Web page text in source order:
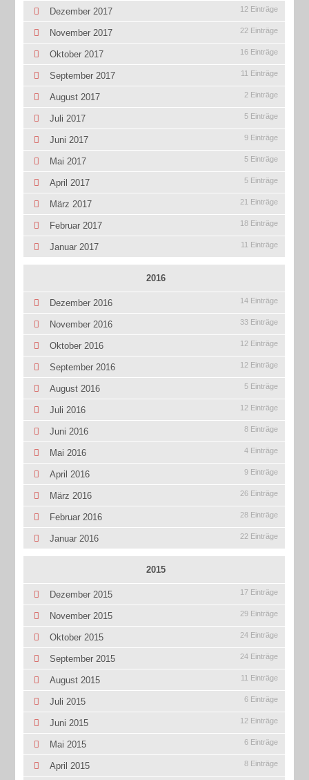
Dezember 2017 12 Einträge
November 2017 22 Einträge
Oktober 2017 16 Einträge
September 2017 11 Einträge
August 2017 2 Einträge
Juli 2017 5 Einträge
Juni 2017 9 Einträge
Mai 2017 5 Einträge
April 2017 5 Einträge
März 2017 21 Einträge
Februar 2017 18 Einträge
Januar 2017 11 Einträge
2016
Dezember 2016 14 Einträge
November 2016 33 Einträge
Oktober 2016 12 Einträge
September 2016 12 Einträge
August 2016 5 Einträge
Juli 2016 12 Einträge
Juni 2016 8 Einträge
Mai 2016 4 Einträge
April 2016 9 Einträge
März 2016 26 Einträge
Februar 2016 28 Einträge
Januar 2016 22 Einträge
2015
Dezember 2015 17 Einträge
November 2015 29 Einträge
Oktober 2015 24 Einträge
September 2015 24 Einträge
August 2015 11 Einträge
Juli 2015 6 Einträge
Juni 2015 12 Einträge
Mai 2015 6 Einträge
April 2015 8 Einträge